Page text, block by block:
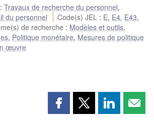
: Travaux de recherche du personnel,
du personnel
Code(s) JEL : E, E4, E43,
de recherche : Modèles et outils,
, Politique monétaire, Mesures de politique
œuvre
PartagerPartagerPartager